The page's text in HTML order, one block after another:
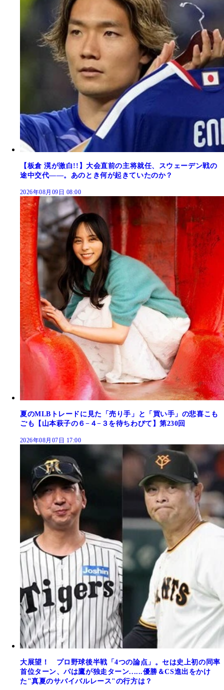
【板倉 滉が激白!!】大会直前の主将就任、スウェーデン戦の
途中交代――。あのとき何が起きていたのか？
2026年08月09日 08:00
夏のMLBトレードに見た「売り手」と「買い手」の悲喜こも
ごも【山本萩子の６−４−３を待ちわびて】第230回
2026年08月07日 17:00
大展望！ プロ野球後半戦「4つの論点」。セは史上初の同率
首位ターン、パは鷹が独走ターン......優勝＆CS進出をかけ
た"真夏のサバイバルレース"の行方は？